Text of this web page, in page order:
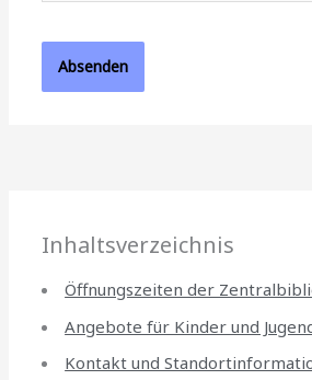
Inhaltsverzeichnis
Öffnungszeiten der
Angebote für Kinder und
Kontakt und